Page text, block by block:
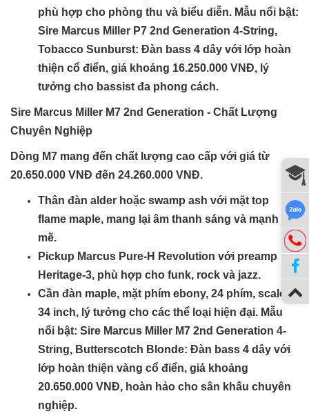
phù hợp cho phòng thu và biểu diễn. Mẫu nổi bật:
Sire Marcus Miller P7 2nd Generation 4-String,
Tobacco Sunburst: Đàn bass 4 dây với lớp hoàn
thiện cổ điển, giá khoảng 16.250.000 VNĐ, lý
tưởng cho bassist đa phong cách.
Sire Marcus Miller M7 2nd Generation - Chất Lượng
Chuyên Nghiệp
Dòng M7 mang đến chất lượng cao cấp với giá từ
20.650.000 VNĐ đến 24.260.000 VNĐ.
Thân đàn alder hoặc swamp ash với mặt top
flame maple, mang lại âm thanh sáng và mạnh
mẽ.
Pickup Marcus Pure-H Revolution với preamp
Heritage-3, phù hợp cho funk, rock và jazz.
Cần đàn maple, mặt phím ebony, 24 phím, scale
34 inch, lý tưởng cho các thể loại hiện đại. Mẫu
nổi bật: Sire Marcus Miller M7 2nd Generation 4-
String, Butterscotch Blonde: Đàn bass 4 dây với
lớp hoàn thiện vàng cổ điển, giá khoảng
20.650.000 VNĐ, hoàn hảo cho sân khấu chuyên
nghiệp.